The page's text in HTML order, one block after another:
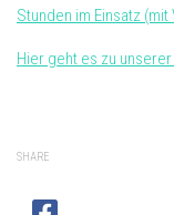
Stunden im Einsatz (mit
Hier geht es zu
SHARE